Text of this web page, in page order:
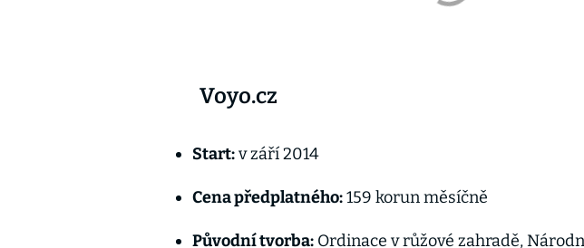
Voyo.cz
Start:v září 2014
Cena předplatného:159 korun měsíčně
Původní tvorba: Ordinace v růžové zahradě,